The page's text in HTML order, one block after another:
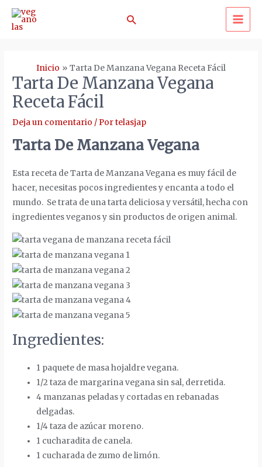
Buscar
Inicio Tarta De Manzana Vegana Receta Fácil
Tarta De Manzana Vegana
Receta Fácil
Deja un comentario / Portelasjap
Tarta De Manzana Vegana
Esta receta de Tarta de Manzana Vegana es muy fácil de
hacer, necesitas pocos ingredientes y encanta a todo el
mundo. Se trata de una tarta deliciosa y versátil, hecha con
ingredientes veganos y sin productos de origen animal.
Ingredientes:
1 paquete de masa hojaldre vegana.
1/2 taza de margarina vegana sin sal, derretida.
4 manzanas peladas y cortadas en rebanadas
delgadas.
1/4 taza de azúcar moreno.
1 cucharadita de canela.
1 cucharada de zumo de limón.